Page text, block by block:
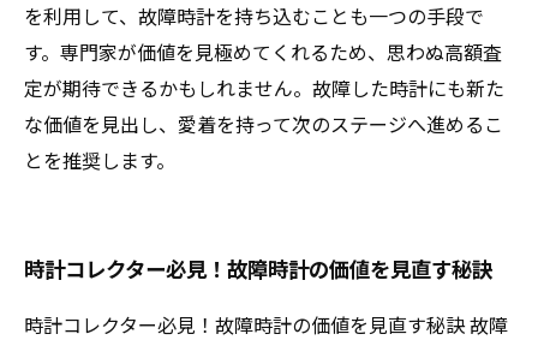
を利用して、故障時計を持ち込むことも一つの手段で
す。専門家が価値を見極めてくれるため、思わぬ高額査
定が期待できるかもしれません。故障した時計にも新た
な価値を見出し、愛着を持って次のステージへ進めるこ
とを推奨します。
時計コレクター必見！故障時計の価値を見直す秘訣
時計コレクター必見！故障時計の価値を見直す秘訣 故障